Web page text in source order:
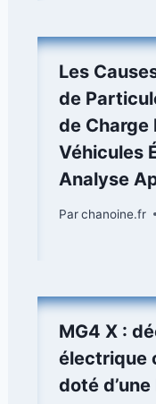
Les
de
de Charge
Véhicules
Analyse
Parchanoine.fr
MG4 X :
électrique
doté